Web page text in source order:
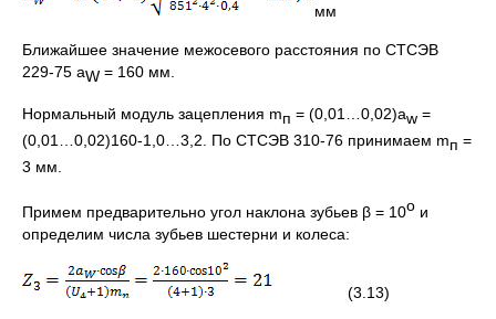
мм
Ближайшее значение межосевого расстояния по СТСЭВ
229-75 аW = 160 мм.
Нормальный модуль зацепления mп = (0,01…0,02)аw =
(0,01…0,02)160-1,0…3,2. По СТСЭВ 310-76 принимаем mп =
3 мм.
Примем предварительно угол наклона зубьев β = 10о и
определим числа зубьев шестерни и колеса:
(3.13)